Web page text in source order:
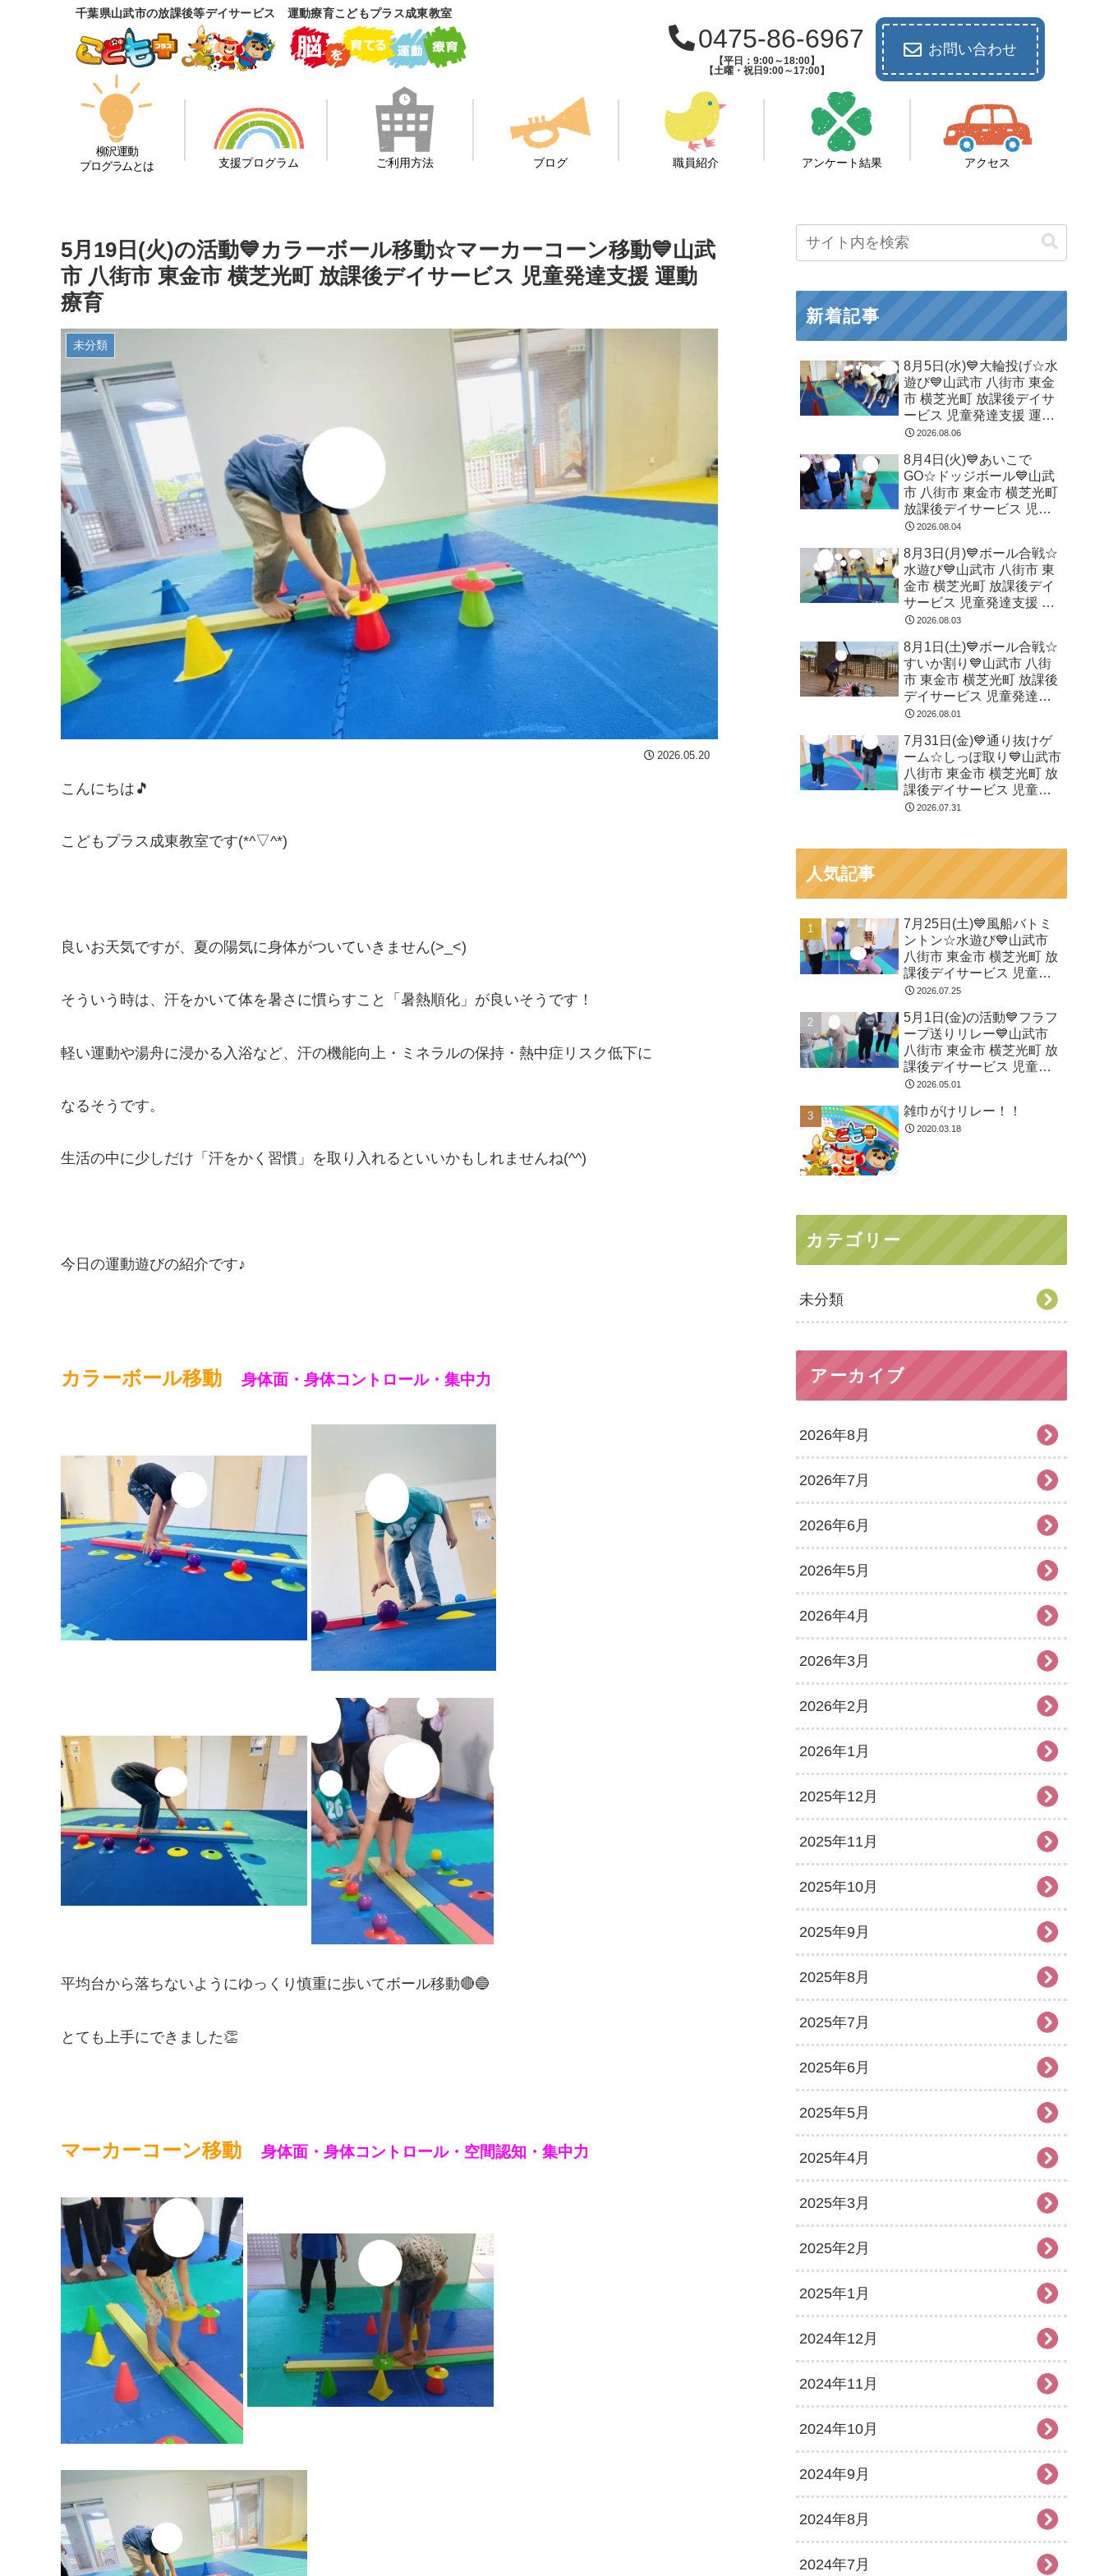
千葉県山武市の放課後等デイサービス 運動療育こどもプラス成東教室
0475-86-6967
【平日：9:00～18:00】
【土曜・祝日9:00～17:00】
お問い合わせ
柳沢運動
プログラムとは
支援プログラム ご利用方法 ブログ 職員紹介 アンケート結果 アクセス
5月19日(火)の活動💙カラーボール移動☆マーカーコーン移動💙山武
市 八街市 東金市 横芝光町 放課後デイサービス 児童発達支援 運動
療育
未分類
2026.05.20
こんにちは🎵
こどもプラス成東教室です(*^▽^*)
良いお天気ですが、夏の陽気に身体がついていきません(>_<)
そういう時は、汗をかいて体を暑さに慣らすこと「暑熱順化」が良いそうです！
軽い運動や湯舟に浸かる入浴など、汗の機能向上・ミネラルの保持・熱中症リスク低下に
なるそうです。
生活の中に少しだけ「汗をかく習慣」を取り入れるといいかもしれませんね(^^)
今日の運動遊びの紹介です♪
カラーボール移動 身体面・身体コントロール・集中力
平均台から落ちないようにゆっくり慎重に歩いてボール移動🔴🔵
とても上手にできました👏
マーカーコーン移動 身体面・身体コントロール・空間認知・集中力
新着記事
8月5日(水)💙大輪投げ☆水
遊び💙山武市 八街市 東金
市 横芝光町 放課後デイサ
ービス 児童発達支援 運動
療育2026.08.06
8月4日(火)💙あいこで
GO☆ドッジボール💙山武
市 八街市 東金市 横芝光町
放課後デイサービス 児童
発達支援 運動療育
2026.08.04
8月3日(月)💙ボール合戦☆
水遊び💙山武市 八街市 東
金市 横芝光町 放課後デイ
サービス 児童発達支援 運
動療育
2026.08.03
8月1日(土)💙ボール合戦☆
すいか割り💙山武市 八街
市 東金市 横芝光町 放課後
デイサービス 児童発達支
援 運動療育
2026.08.01
7月31日(金)💙通り抜けゲ
ーム☆しっぽ取り💙山武市
八街市 東金市 横芝光町 放
課後デイサービス 児童発
達支援 運動療育
2026.07.31
人気記事
7月25日(土)💙風船バトミ
ントン☆水遊び💙山武市
八街市 東金市 横芝光町 放
課後デイサービス 児童発
達支援 運動療育
2026.07.25
5月1日(金)の活動💙フラフ
ープ送りリレー💙山武市
八街市 東金市 横芝光町 放
課後デイサービス 児童発
達支援 運動療育
2026.05.01
雑巾がけリレー！！
2020.03.18
カテゴリー
未分類
アーカイブ
2026年8月
2026年7月
2026年6月
2026年5月
2026年4月
2026年3月
2026年2月
2026年1月
2025年12月
2025年11月
2025年10月
2025年9月
2025年8月
2025年7月
2025年6月
2025年5月
2025年4月
2025年3月
2025年2月
2025年1月
2024年12月
2024年11月
2024年10月
2024年9月
2024年8月
2024年7月